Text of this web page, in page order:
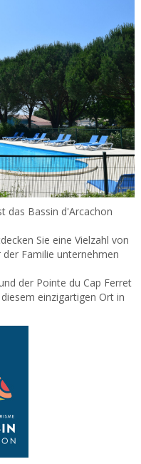
das Bassin d'Arcachon
Sie eine Vielzahl von
Familie unternehmen
der Pointe du Cap Ferret
einzigartigen Ort in